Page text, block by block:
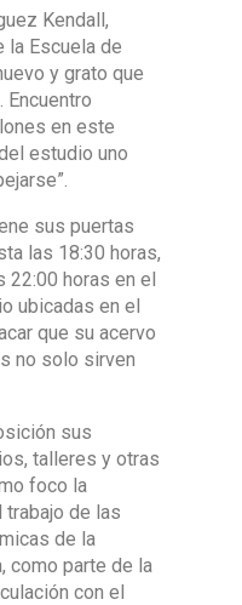
Kendall,
la Escuela de
y grato que
Encuentro
en este
estudio uno
sus puertas
las 18:30 horas,
22:00 horas en el
ubicadas en el
que su acervo
no solo sirven
sus
talleres y otras
foco la
de las
de la
como parte de la
con el